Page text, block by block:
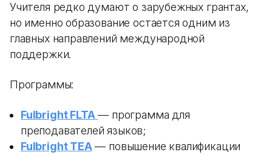
Учителя редко думают о зарубежных грантах,
но именно образование остается одним из
главных направлений международной
поддержки.
Программы:
Fulbright FLTA — программа для
преподавателей языков;
Fulbright TEA— повышение квалификации